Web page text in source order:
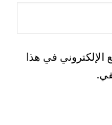
الإلكتروني في هذا